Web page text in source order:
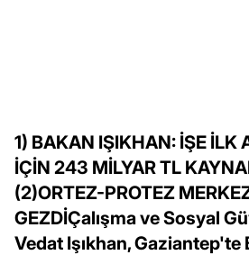
1) BAKAN IŞIKHAN: İŞE İLK
İÇİN 243 MİLYAR TL
(2)ORTEZ-PROTEZ
GEZDİÇalışma ve Sosyal
Vedat Işıkhan, Gaziantep'te